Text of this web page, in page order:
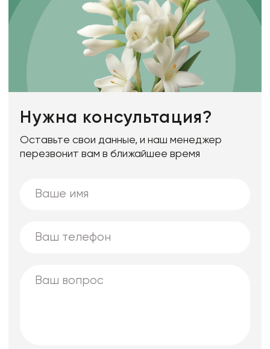
Нужна консультация?
Оставьте свои данные, и наш менеджер
перезвонит вам в ближайшее время